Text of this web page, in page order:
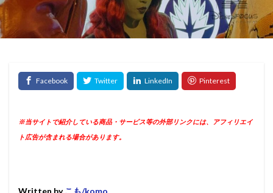
※当サイトで紹介している商品・サービス等の外部リンクには、アフィリエイ
ト広告が含まれる場合があります。
Written by こも/komo